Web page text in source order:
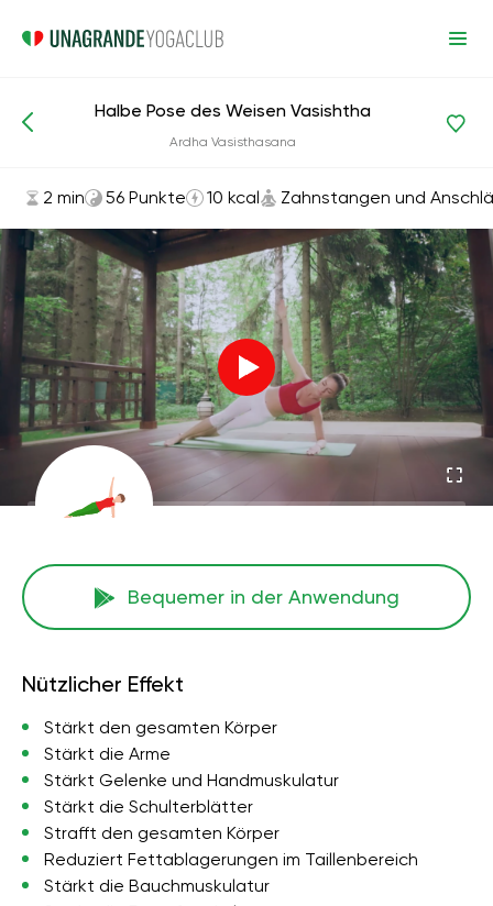
Asanas und Übungen Zahnstangen und Anschläge
Halbe Pose des Weisen Vasishtha
Ardha Vasisthasana
2 min 56 Punkte 10 kcal Zahnstangen und
Bequemer in der Anwendung
Nützlicher Effekt
Stärkt den gesamten Körper
Stärkt die Arme
Stärkt Gelenke und Handmuskulatur
Stärkt die Schulterblätter
Strafft den gesamten Körper
Reduziert Fettablagerungen im Taillenbereich
Stärkt die Bauchmuskulatur